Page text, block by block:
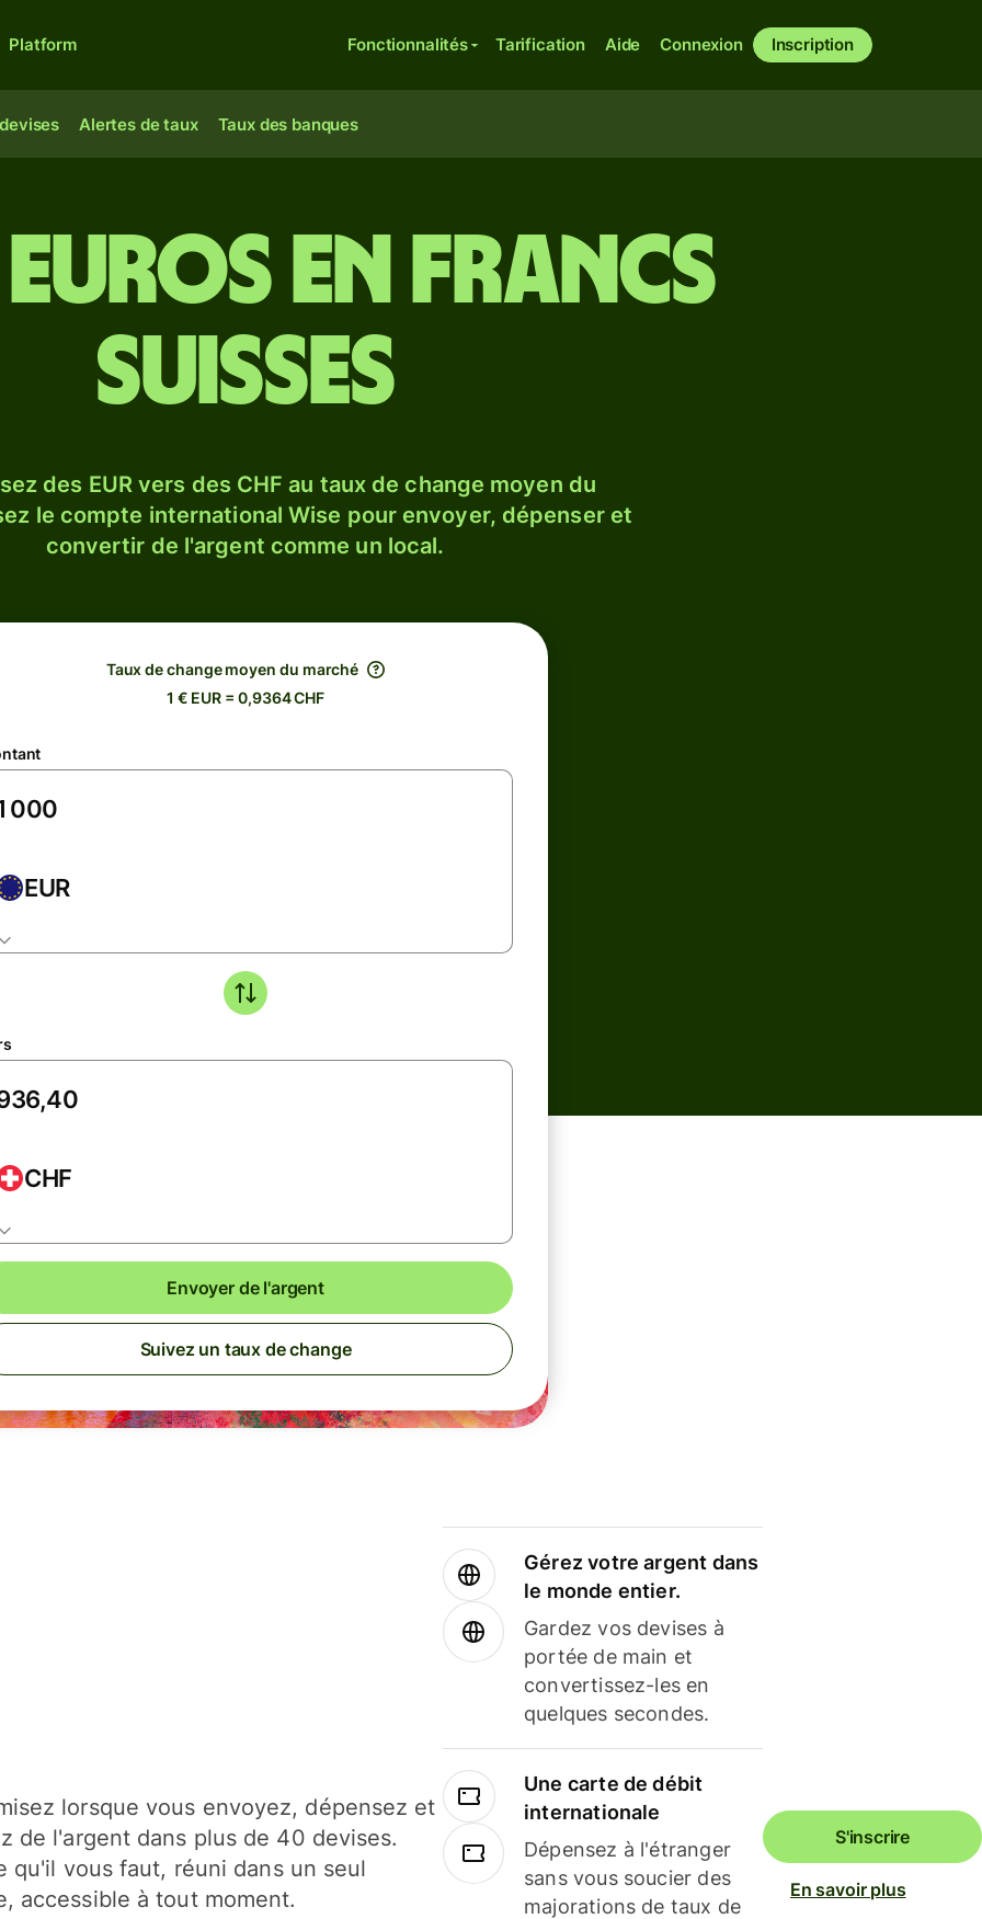
Platform Fonctionnalités Tarification Aide Connexion Inscription
Alertes de taux Taux des banques
en francs
suisses
des EUR vers des CHF au taux de change moyen du
le compte international Wise pour envoyer, dépenser et
convertir de l'argent comme un local.
Taux de change moyen du marché
1 € EUR = 0,9364 CHF
EUR
CHF
Envoyer de l'argent
Suivez un taux de change
lorsque vous envoyez, dépensez et
de l'argent dans plus de 40 devises.
qu'il vous faut, réuni dans un seul
accessible à tout moment.
Gérez votre argent dans
le monde entier.
Gardez vos devises à
portée de main et
convertissez-les en
quelques secondes.
Une carte de débit
internationale
Dépensez à l'étranger
sans vous soucier des
majorations de taux de
S'inscrire
En savoir plus